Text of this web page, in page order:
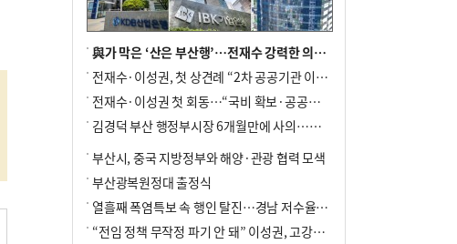
與가 막은 ‘산은 부산행’…전재수 강력한 의지 표명 없인 공염불
전재수·이성권, 첫 상견례 “2차 공공기관 이전 초당 협력”(종합)
전재수·이성권 첫 회동…“국비 확보·공공기관 이전 협력”
김경덕 부산 행정부시장 6개월만에 사의…후임 인선 촉각
부산시, 중국 지방정부와 해양·관광 협력 모색
부산광복원정대 출정식
열흘째 폭염특보 속 행인 탈진…경남 저수율 평년의 절반
“전임 정책 무작정 파기 안 돼” 이성권, 고강도 ‘전재수 견제’ 예고